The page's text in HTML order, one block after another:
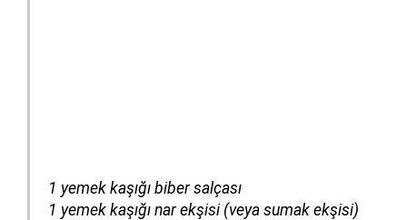
1 yemek kaşığı biber salçası
1 yemek kaşığı nar ekşisi (veya sumak ekşisi)